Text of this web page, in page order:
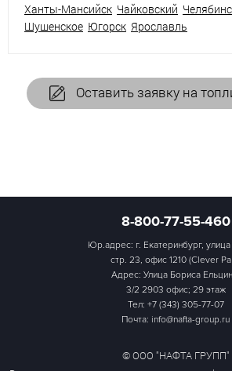
Ханты-Мансийск Чайковский
Шушенское Югорск Ярославль
Оставить заявку на
8-800-77-55-460
Юр.адрес: г. Екатеринбург, улица
стр. 23, офис 1210 (Clever
Адрес: Улица Бориса
3/2 2903 офис; 29 этаж
Тел: +7 (343) 305-77-07
Почта: info@nafta-group.ru
© ООО "НАФТА ГРУПП"